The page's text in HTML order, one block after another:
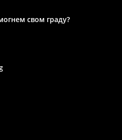
свом граду?